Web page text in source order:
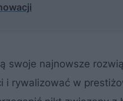
swoje najnowsze
i rywalizować w